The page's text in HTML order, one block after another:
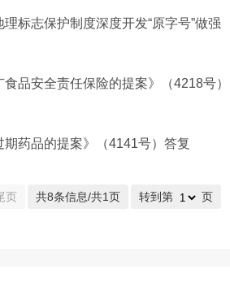
标志保护制度深度开发“原字号”做强
品安全责任保险的提案》（4218号）
药品的提案》（4141号）答复
页 共8条信息/共1页 转到第 页